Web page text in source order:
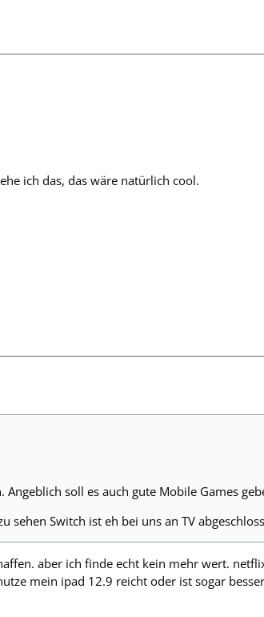
ich das, das wäre natürlich cool.
soll es auch gute Mobile Games
Switch ist eh bei uns an TV
aber ich finde echt kein mehr wert.
mein ipad 12.9 reicht oder ist sogar